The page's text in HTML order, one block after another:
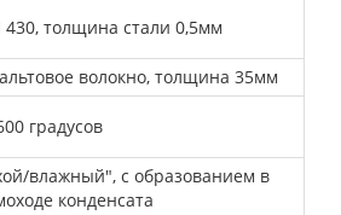
430, толщина стали 0,5мм
волокно, толщина 35мм
градусов
влажный", с образованием в
конденсата